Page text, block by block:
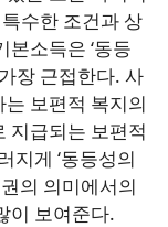
수한 조건과 상
소득은 ‘동등
장 근접한다. 사
보편적 복지의
지급되는 보편적
지게 ‘동등성의
의 의미에서의
이 보여준다.